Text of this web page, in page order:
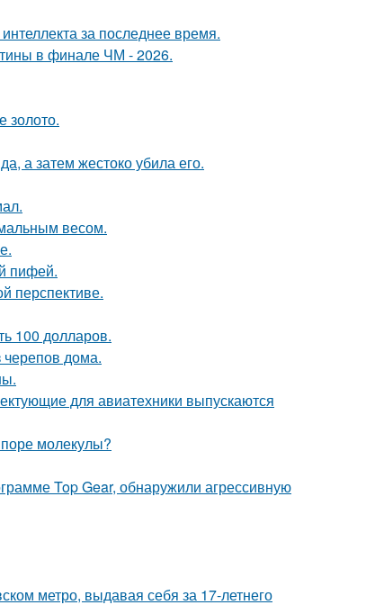
за последнее время.
в финале ЧМ - 2026.
золото.
а затем жестоко убила его.
весом.
пифей.
перспективе.
100 долларов.
дома.
для авиатехники выпускаются
молекулы?
Top Gear, обнаружили агрессивную
метро, выдавая себя за 17-летнего